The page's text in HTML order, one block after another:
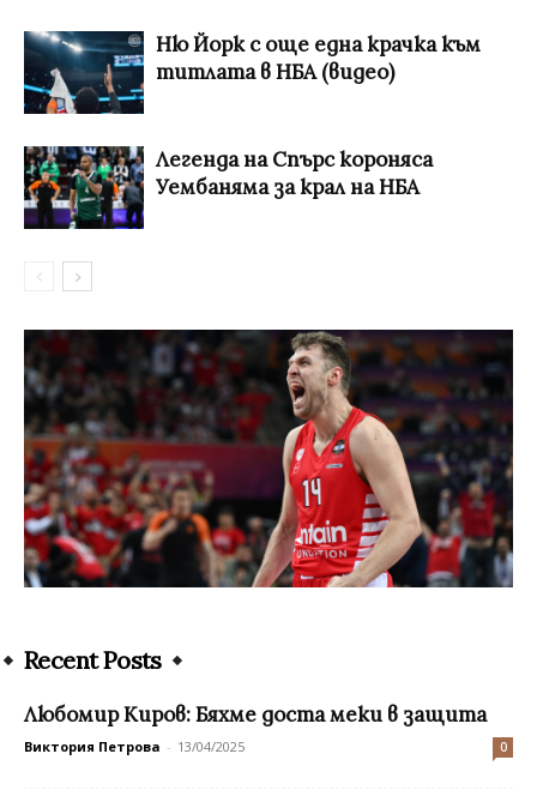
Ню Йорк с още една крачка към
титлата в НБА (видео)
Легенда на Спърс короняса
Уембаняма за крал на НБА
Recent Posts
Любомир Киров: Бяхме доста меки в защита
Виктория Петрова - 13/04/2025 0